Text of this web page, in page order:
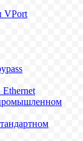
VPort